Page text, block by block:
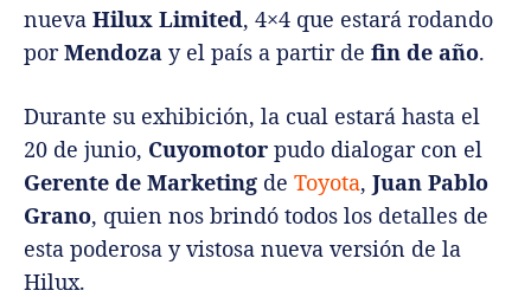
nueva Hilux Limited, 4×4 que estará rodando
porMendoza y el país a partir de fin de año.
Durante su exhibición, la cual estará hasta el
20 de junio, Cuyomotor pudo dialogar con el
Gerente de Marketing de Toyota, Juan Pablo
Grano, quien nos brindó todos los detalles de
esta poderosa y vistosa nueva versión de la
Hilux.